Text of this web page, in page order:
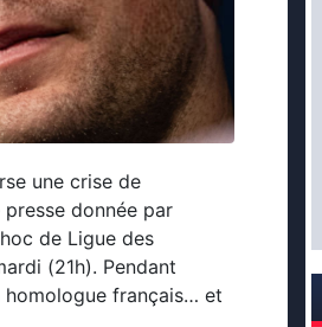
une crise de
donnée par
de Ligue des
(21h). Pendant
homologue français… et